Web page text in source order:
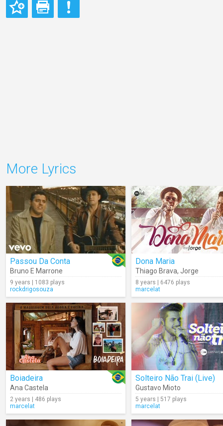
More Lyrics
Passou Da Conta
Bruno E Marrone
9 years | 1083 plays
rockdrigosouza
Dona Maria
Thiago Brava, Jorge
8 years | 6476 plays
marcelat
Boiadeira
Ana Castela
2 years | 486 plays
marcelat
Solteiro Não Trai (Live)
Gustavo Mioto
5 years | 517 plays
marcelat